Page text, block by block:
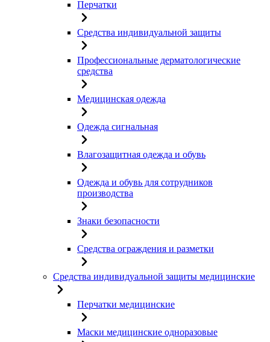
Перчатки
Средства индивидуальной защиты
Профессиональные дерматологические
средства
Медицинская одежда
Одежда сигнальная
Влагозащитная одежда и обувь
Одежда и обувь для сотрудников
производства
Знаки безопасности
Средства ограждения и разметки
Средства индивидуальной защиты медицинские
Перчатки медицинские
Маски медицинские одноразовые